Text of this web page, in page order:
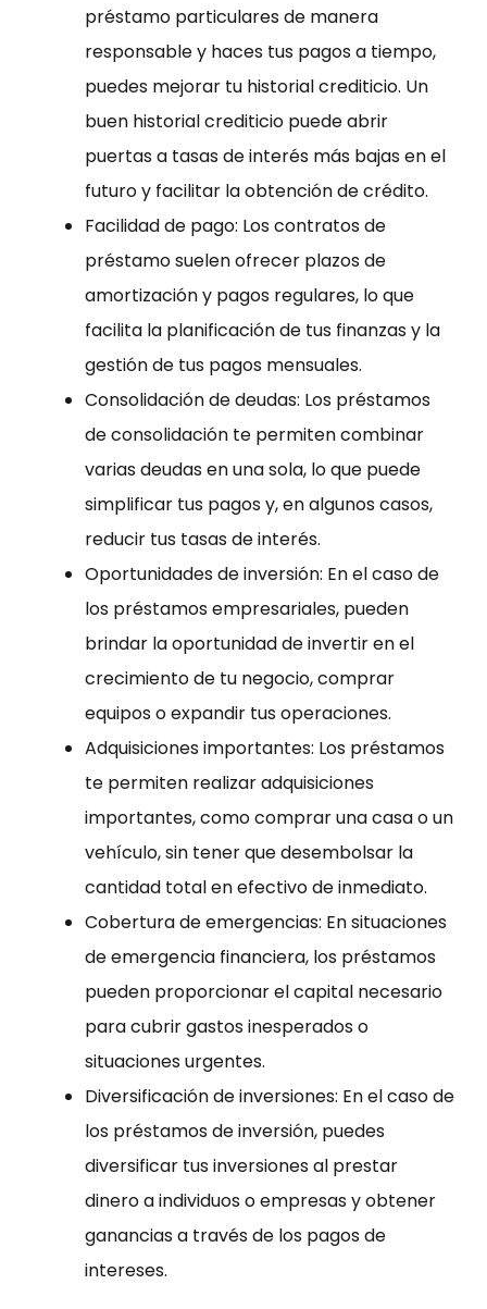
préstamo particulares de manera
responsable y haces tus pagos a tiempo,
puedes mejorar tu historial crediticio. Un
buen historial crediticio puede abrir
puertas a tasas de interés más bajas en el
futuro y facilitar la obtención de crédito.
Facilidad de pago: Los contratos de
préstamo suelen ofrecer plazos de
amortización y pagos regulares, lo que
facilita la planificación de tus finanzas y la
gestión de tus pagos mensuales.
Consolidación de deudas: Los préstamos
de consolidación te permiten combinar
varias deudas en una sola, lo que puede
simplificar tus pagos y, en algunos casos,
reducir tus tasas de interés.
Oportunidades de inversión: En el caso de
los préstamos empresariales, pueden
brindar la oportunidad de invertir en el
crecimiento de tu negocio, comprar
equipos o expandir tus operaciones.
Adquisiciones importantes: Los préstamos
te permiten realizar adquisiciones
importantes, como comprar una casa o un
vehículo, sin tener que desembolsar la
cantidad total en efectivo de inmediato.
Cobertura de emergencias: En situaciones
de emergencia financiera, los préstamos
pueden proporcionar el capital necesario
para cubrir gastos inesperados o
situaciones urgentes.
Diversificación de inversiones: En el caso de
los préstamos de inversión, puedes
diversificar tus inversiones al prestar
dinero a individuos o empresas y obtener
ganancias a través de los pagos de
intereses.